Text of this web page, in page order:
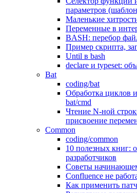
параметров
Маленькие
Переменные в
BASH: перебор
Пример скрипта,
Until в bash
declare и typeset:
Bat
coding/bat
Обработка циклов
bat/cmd
Чтение N-ной
присвоение
Common
coding/common
10 полезных книг:
разработчиков
Советы
Confluence не
Как применить патч